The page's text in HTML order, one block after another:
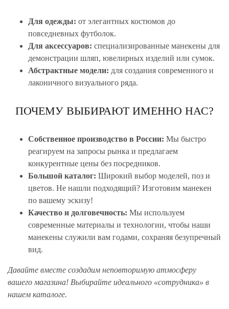
Для одежды: от элегантных костюмов до
повседневных футболок.
Для аксессуаров: специализированные манекены для
демонстрации шляп, ювелирных изделий или сумок.
Абстрактные модели: для создания современного и
лаконичного визуального ряда.
ПОЧЕМУ ВЫБИРАЮТ ИМЕННО НАС?
Собственное производство в России: Мы быстро
реагируем на запросы рынка и предлагаем
конкурентные цены без посредников.
Большой каталог: Широкий выбор моделей, поз и
цветов. Не нашли подходящий? Изготовим манекен
по вашему эскизу!
Качество и долговечность: Мы используем
современные материалы и технологии, чтобы наши
манекены служили вам годами, сохраняя безупречный
вид.
Давайте вместе создадим неповторимую атмосферу
вашего магазина! Выбирайте идеального «сотрудника» в
нашем каталоге.